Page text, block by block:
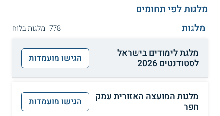
מלגות לפי תחומים
מלגות
778 מלגות בלוח
מלגת לימודים בישראל
לסטודנטים 2026
הגישו מועמדות
מלגות המועצה האזורית עמק
חפר
הגישו מועמדות